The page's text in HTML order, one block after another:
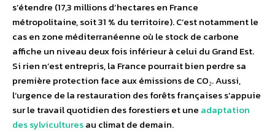
s’étendre (17,3 millions d’hectares en France
métropolitaine, soit 31 % du territoire). C’est notamment le
cas en zone méditerranéenne où le stock de carbone
affiche un niveau deux fois inférieur à celui du Grand Est.
Si rien n’est entrepris, la France pourrait bien perdre sa
première protection face aux émissions de CO₂. Aussi,
l’urgence de la restauration des forêts françaises s’appuie
sur le travail quotidien des forestiers et une adaptation
des sylviculturesau climat de demain.